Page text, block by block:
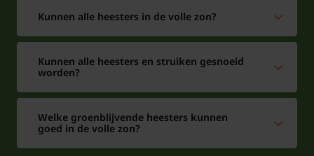
Kunnen alle heesters in de volle zon?
Kunnen alle heesters en struiken gesnoeid
worden?
Welke groenblijvende heesters kunnen
goed in de volle zon?